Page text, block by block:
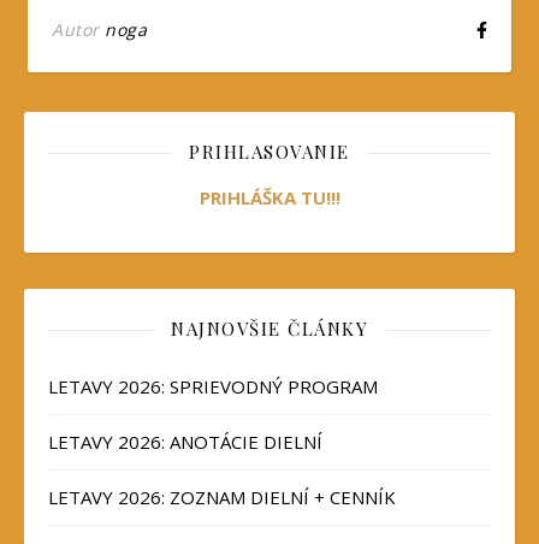
Autor noga
PRIHLASOVANIE
PRIHLÁŠKA TU!!!
NAJNOVŠIE ČLÁNKY
LETAVY 2026: SPRIEVODNÝ PROGRAM
LETAVY 2026: ANOTÁCIE DIELNÍ
LETAVY 2026: ZOZNAM DIELNÍ + CENNÍK